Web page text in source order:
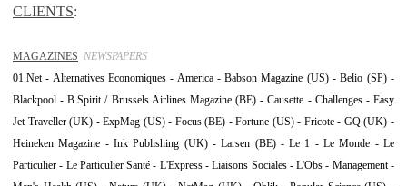
CLIENTS:
MAGAZINES NEWSPAPERS
01.Net - Alternatives Economiques - America - Babson Magazine (US) - Belio (SP) -
Blackpool - B.Spirit / Brussels Airlines Magazine (BE) - Causette - Challenges - Easy
Jet Traveller (UK) - ExpMag (US) - Focus (BE) - Fortune (US) - Fricote - GQ (UK) -
Heineken Magazine - Ink Publishing (UK) - Larsen (BE) - Le 1 - Le Monde - Le
Particulier - Le Particulier Santé - L'Express - Liaisons Sociales - L'Obs - Management -